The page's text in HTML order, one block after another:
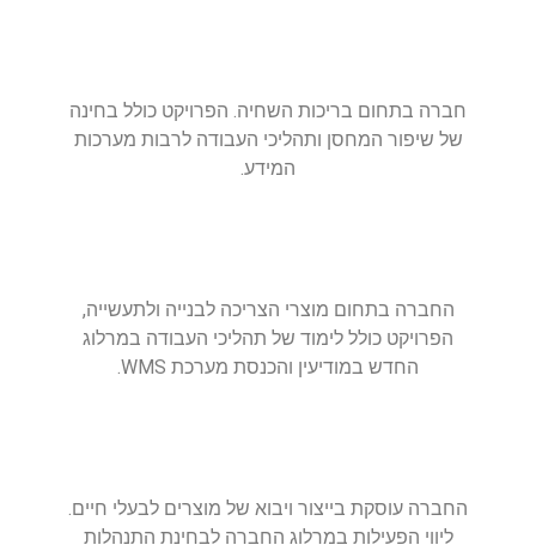
חברה בתחום בריכות השחיה. הפרויקט כולל בחינה
של שיפור המחסן ותהליכי העבודה לרבות מערכות
המידע.
החברה בתחום מוצרי הצריכה לבנייה ולתעשייה,
הפרויקט כולל לימוד של תהליכי העבודה במרלוג
החדש במודיעין והכנסת מערכת WMS.
החברה עוסקת בייצור ויבוא של מוצרים לבעלי חיים.
ליווי הפעילות במרלוג החברה לבחינת התנהלות